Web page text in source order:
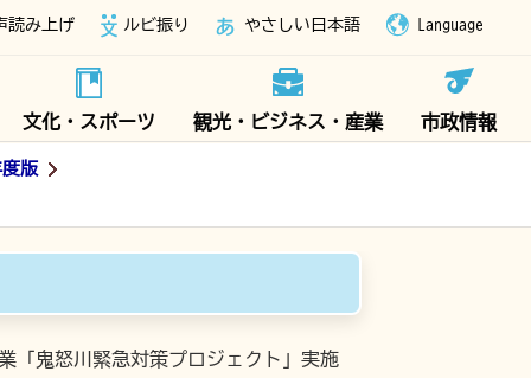
読み上げ ルビ振り やさしい日本語 Language
文化・スポーツ 観光・ビジネス・産業 市政情報
版
鬼怒川緊急対策プロジェクト」実施